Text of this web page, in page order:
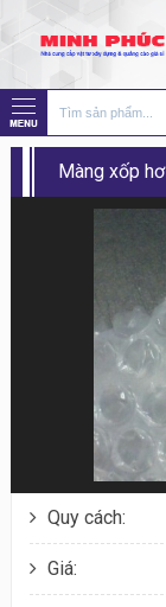
Màng xốp
Quy cách:
Giá: